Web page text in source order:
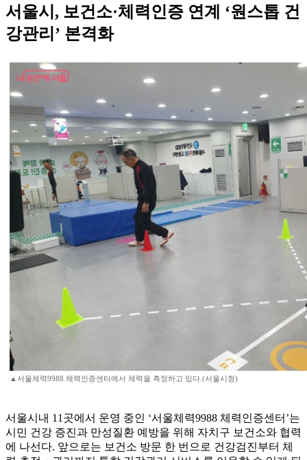
서울시, 보건소·체력인증 연계 ‘원스톱 건
강관리’ 본격화
▲서울체력9988 체력인증센터에서 체력을 측정하고 있다.(서울시청)
서울시내 11곳에서 운영 중인 ‘서울체력9988 체력인증센터’는
시민 건강 증진과 만성질환 예방을 위해 자치구 보건소와 협력
에 나선다. 앞으로는 보건소 방문 한 번으로 건강검진부터 체